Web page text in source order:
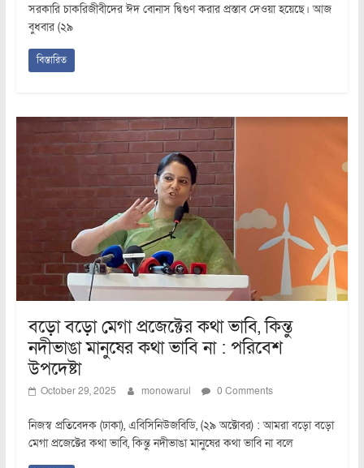
সরকারি চাকরিজীবীদের ঈদ বোনাস দ্বিগুণ করার প্রস্তাব দেওয়া হয়েছে। আজ
বুধবার (২৯
বিস্তারিত
বড়ো বড়ো মেগা প্রজেক্টের কথা ভাবি, কিন্তু
নদীভাঙা মানুষের কথা ভাবি না : পরিবেশ
উপদেষ্টা
October 29, 2025 monowarul 0 Comments
নিজস্ব প্রতিবেদক (ঢাকা), এবিসিনিউজবিডি, (২৯ অক্টোবর) : আমরা বড়ো বড়ো
মেগা প্রজেক্টের কথা ভাবি, কিন্তু নদীভাঙা মানুষের কথা ভাবি না বলে